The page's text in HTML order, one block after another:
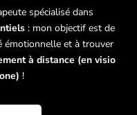
spécialisé dans
: mon objectif est de
émotionnelle et à trouver
à distance (en visio
!